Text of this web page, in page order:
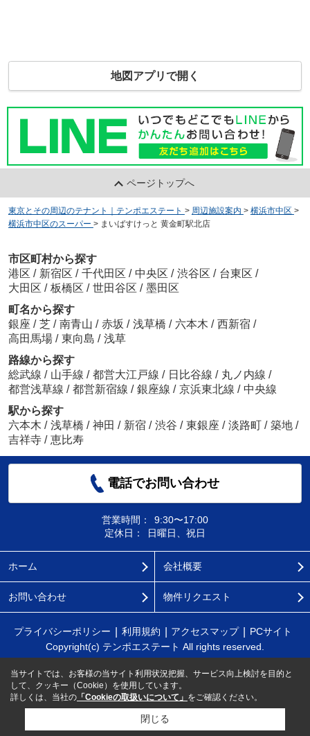
地図アプリで開く
ページトップへ
東京とその周辺のテナント｜テンポエステート > 周辺施設案内 > 横浜市中区 >
横浜市中区のスーパー > まいばすけっと 黄金町駅北店
市区町村から探す
港区 / 新宿区 / 千代田区 / 中央区 / 渋谷区 / 台東区 /
大田区 / 板橋区 / 世田谷区 / 墨田区
町名から探す
銀座 / 芝 / 南青山 / 赤坂 / 浅草橋 / 六本木 / 西新宿 /
高田馬場 / 東向島 / 浅草
路線から探す
総武線 / 山手線 / 都営大江戸線 / 日比谷線 / 丸ノ内線 /
都営浅草線 / 都営新宿線 / 銀座線 / 京浜東北線 / 中央線
駅から探す
六本木 / 浅草橋 / 神田 / 新宿 / 渋谷 / 東銀座 / 淡路町 / 築地 /
吉祥寺 / 恵比寿
電話でお問い合わせ
営業時間：
9:30〜17:00
定休日：
日曜日、祝日
ホーム 会社概要
お問い合わせ 物件リクエスト
プライバシーポリシー 利用規約 アクセスマップ
PCサイト
Copyright(c) テンポエステート All rights reserved.
当サイトでは、お客様の当サイト利用状況把握、サービス向上検討を目的と
して、クッキー（Cookie）を使用しています。
詳しくは、当社の 「Cookieの取扱いについて」 をご確認ください。
閉じる